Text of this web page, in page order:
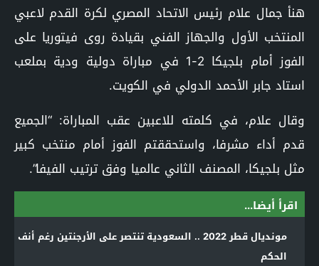
هنأ ​جمال علام​ رئيس الاتحاد ال​مصر​ي لكرة القدم لاعبي
المنتخب الأول والجهاز الفني بقيادة روى فيتوريا على
الفوز أمام ​بلجيكا​ 2-1 في مباراة دولية ودية بملعب
استاد جابر الأحمد الدولي في الكويت.
وقال علام، في كلمته للاعبين عقب المباراة: “الجميع
قدم أداء مشرفا، واستحققتم الفوز أمام منتخب كبير
مثل بلجيكا، المصنف الثاني عالميا وفق ترتيب الفيفا”.
اقرأ أيضا...
مونديال قطر 2022 .. السعودية تنتصر على الأرجنتين رغم أنف
الحكم